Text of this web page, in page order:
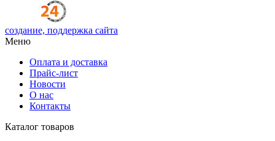
создание, поддержка сайта
Меню
Оплата и доставка
Прайс-лист
Новости
О нас
Контакты
Каталог товаров